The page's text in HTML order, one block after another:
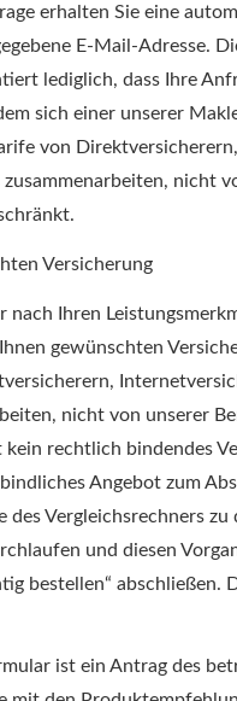
erhalten Sie eine
E-Mail-Adresse.
lediglich, dass Ihre
sich einer unserer
von
nicht
Versicherung
Ihren
gewünschten
nicht von unserer
rechtlich bindendes
Angebot zum
Vergleichsrechners
und diesen
bestellen“ abschließen.
ist ein Antrag des